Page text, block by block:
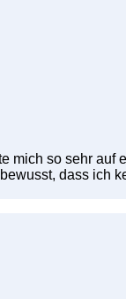
so sehr
dass ich